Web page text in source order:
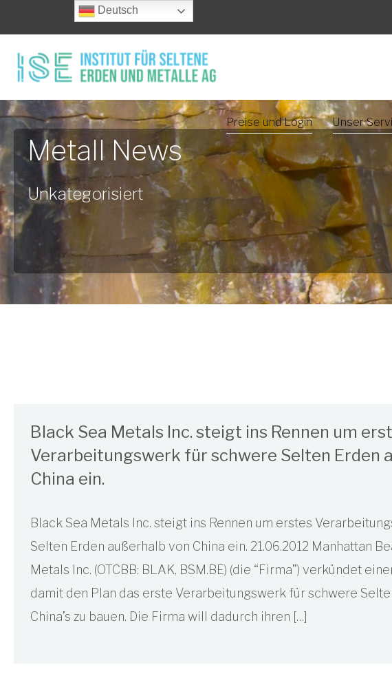
Preise und Login Unser
Metall News
Unkategorisiert
Black Sea Metals Inc. steigt ins Rennen um
Verarbeitungswerk für schwere Selten Erden
China ein.
Black Sea Metals Inc. steigt ins Rennen um erstes
Selten Erden außerhalb von China ein. 21.06.2012 Manhattan
Metals Inc. (OTCBB: BLAK, BSM.BE) (die “Firma”) verkündet
damit den Plan das erste Verarbeitungswerk für schwere
China’s zu bauen. Die Firma will dadurch ihren […]
Deutsch